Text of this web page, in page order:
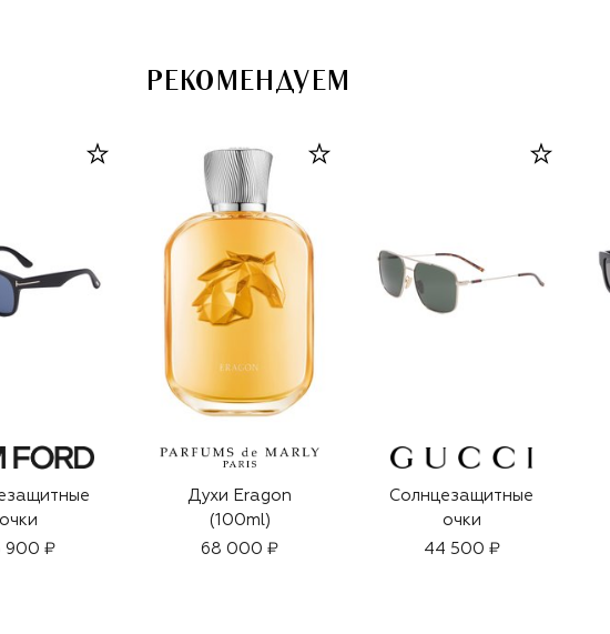
РЕКОМЕНДУЕМ
очки
900 ₽
Духи Eragon
(100ml)
68 000 ₽
Солнцезащитные
очки
44 500 ₽